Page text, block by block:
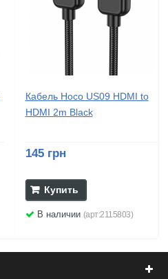
Кабель Hoco US09 HDMI to
HDMI 2m Black
145 грн
Купить
В наличии (арт:2115803)